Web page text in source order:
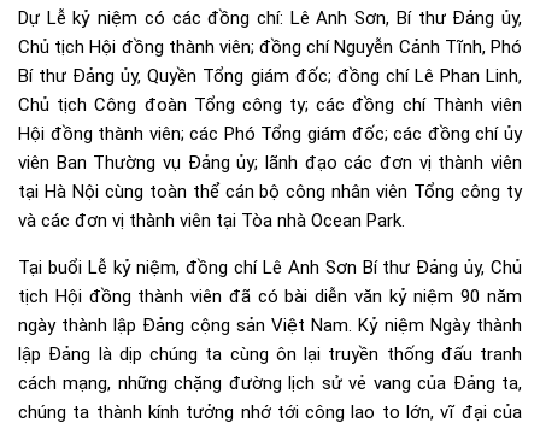
Dự Lễ kỷ niệm có các đồng chí: Lê Anh Sơn, Bí thư Đảng ủy,
Chủ tịch Hội đồng thành viên; đồng chí Nguyễn Cảnh Tĩnh, Phó
Bí thư Đảng ủy, Quyền Tổng giám đốc; đồng chí Lê Phan Linh,
Chủ tịch Công đoàn Tổng công ty; các đồng chí Thành viên
Hội đồng thành viên; các Phó Tổng giám đốc; các đồng chí ủy
viên Ban Thường vụ Đảng ủy; lãnh đạo các đơn vị thành viên
tại Hà Nội cùng toàn thể cán bộ công nhân viên Tổng công ty
và các đơn vị thành viên tại Tòa nhà Ocean Park.
Tại buổi Lễ kỷ niệm, đồng chí Lê Anh Sơn Bí thư Đảng ủy, Chủ
tịch Hội đồng thành viên đã có bài diễn văn kỷ niệm 90 năm
ngày thành lập Đảng cộng sản Việt Nam. Kỷ niệm Ngày thành
lập Đảng là dịp chúng ta cùng ôn lại truyền thống đấu tranh
cách mạng, những chặng đường lịch sử vẻ vang của Đảng ta,
chúng ta thành kính tưởng nhớ tới công lao to lớn, vĩ đại của